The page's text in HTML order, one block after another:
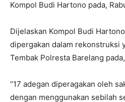
Kompol Budi Hartono pada,
Dijelaskan Kompol Budi
dipergakan dalam rekonstruksi
Tembak Polresta Barelang
“17 adegan diperagakan oleh
dengan menggunakan sebilah